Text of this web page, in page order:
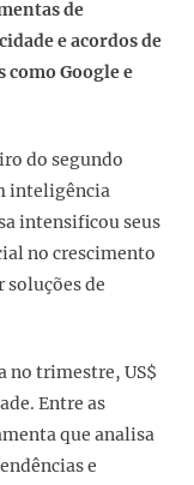
de
e acordos de
como Google e
do segundo
inteligência
intensificou seus
no crescimento
de
no trimestre, US$
Entre as
que analisa
e